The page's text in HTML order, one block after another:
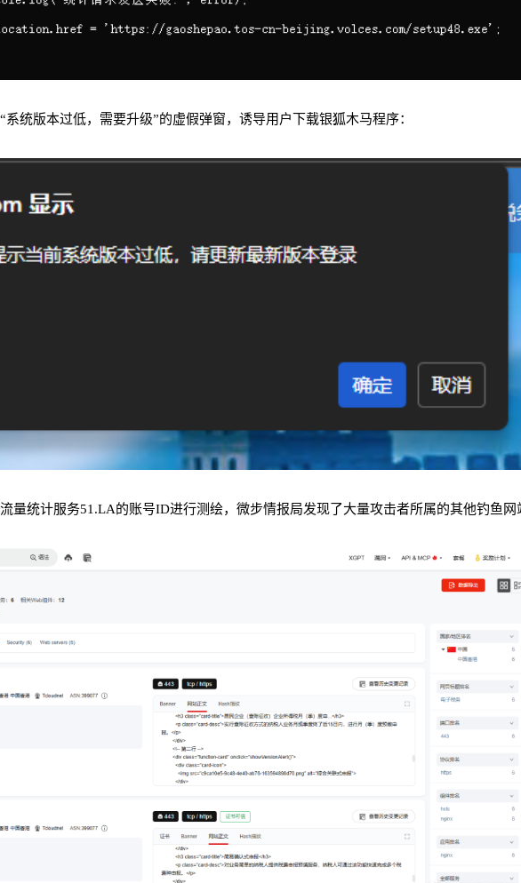
统版本过低，需要升级”的虚假弹窗，诱导用户下载银狐木马程序：
量统计服务51.LA的账号ID进行测绘，微步情报局发现了大量攻击者所属的其他钓鱼网